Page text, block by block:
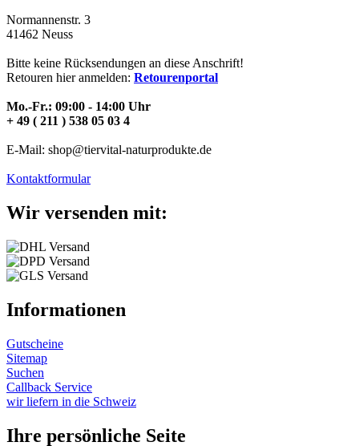
Normannenstr. 3
41462 Neuss
Bitte keine Rücksendungen an diese Anschrift!
Retouren hier anmelden: Retourenportal
Mo.-Fr.: 09:00 - 14:00 Uhr
+ 49 ( 211 ) 538 05 03 4
E-Mail: shop@tiervital-naturprodukte.de
Kontaktformular
Wir versenden mit:
Informationen
Gutscheine
Sitemap
Suchen
Callback Service
wir liefern in die Schweiz
Ihre persönliche Seite